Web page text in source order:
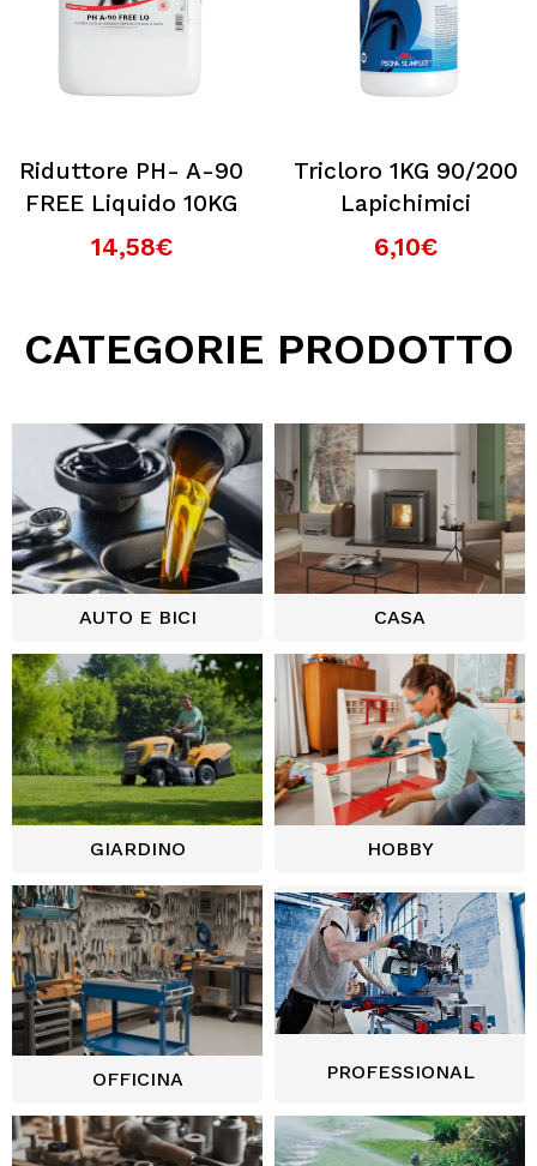
Riduttore PH- A-90
FREE Liquido 10KG
14,58€
Tricloro 1KG 90/200
Lapichimici
6,10€
CATEGORIE PRODOTTO
AUTO E BICI CASA
GIARDINO HOBBY
OFFICINA PROFESSIONAL